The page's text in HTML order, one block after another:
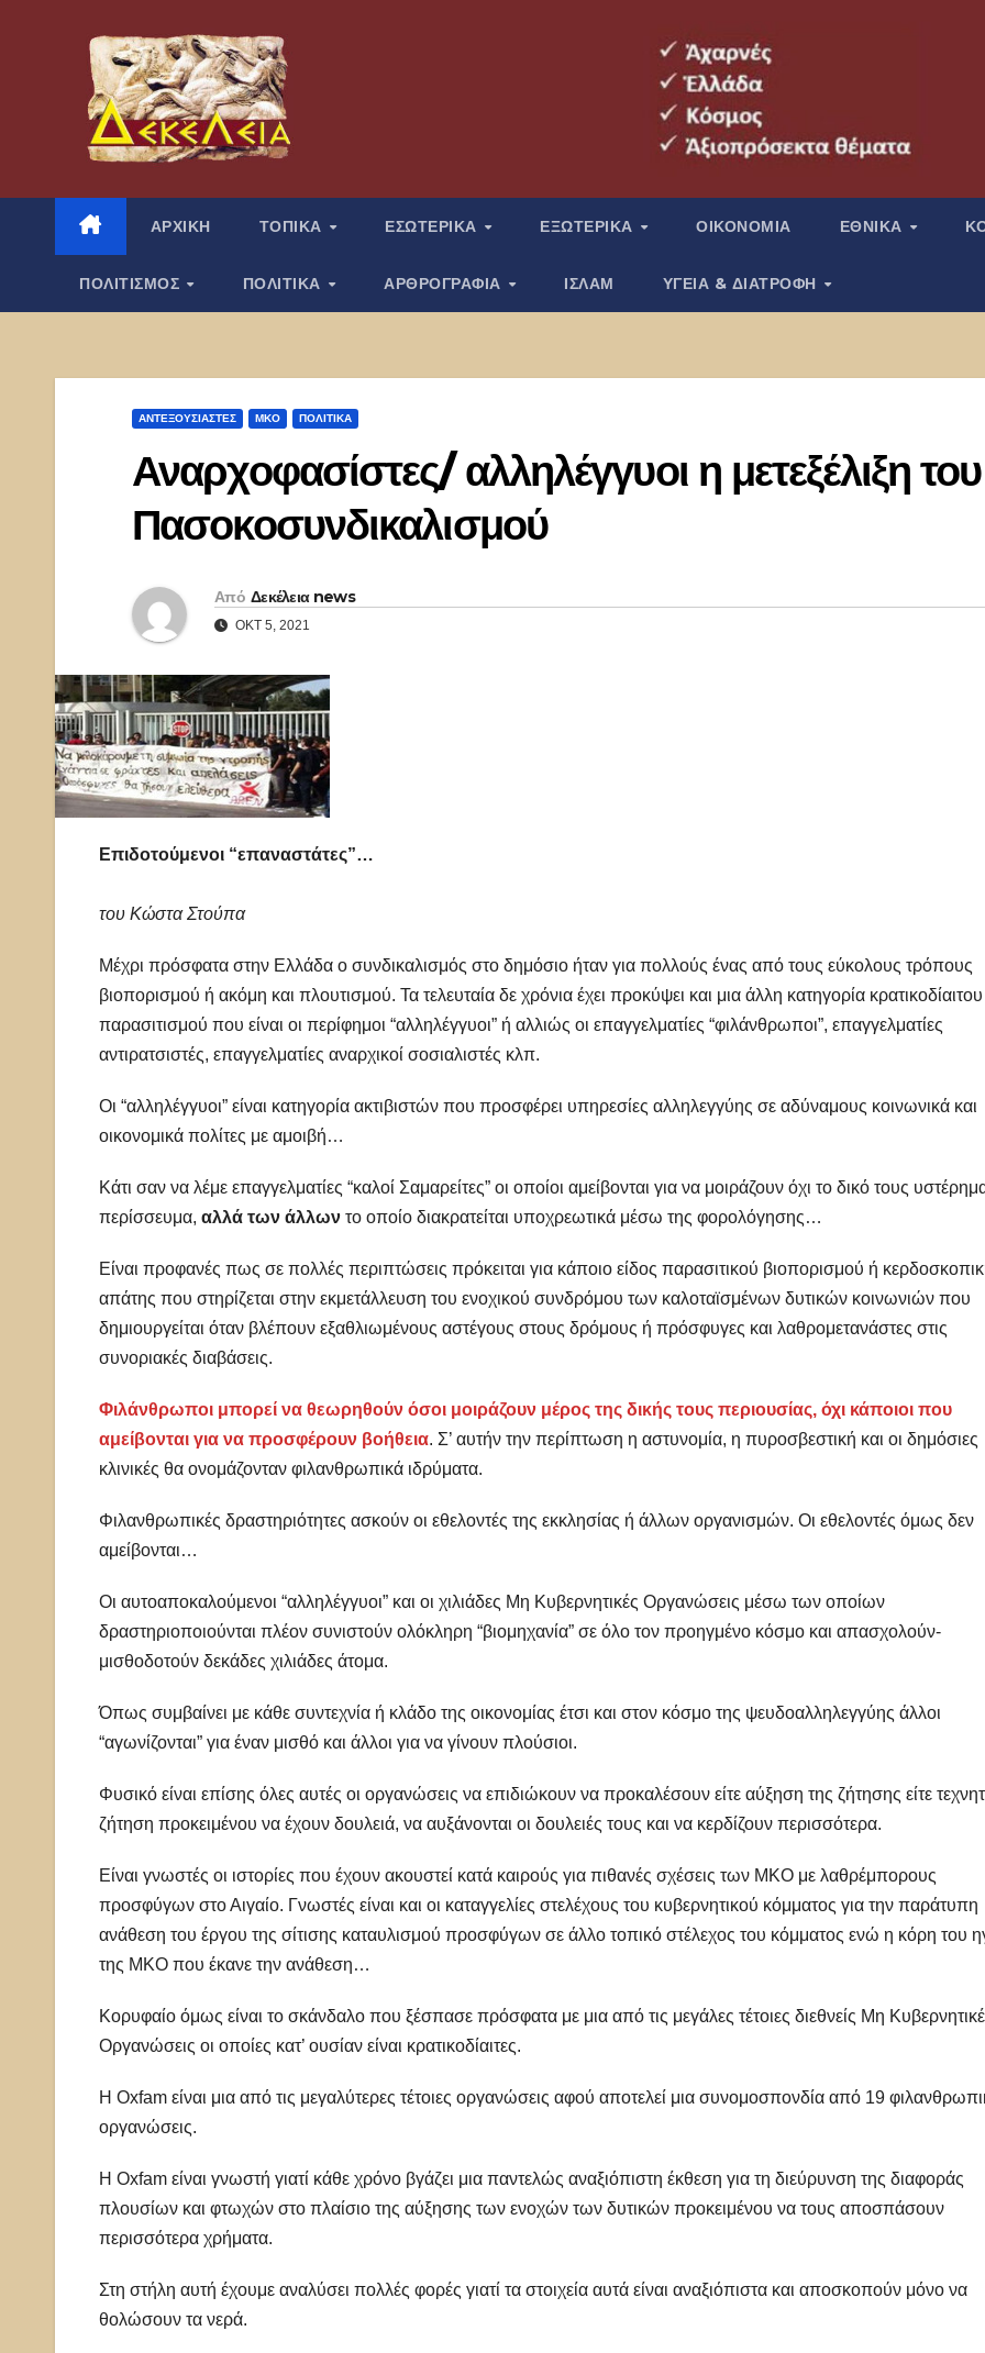
περιεχόμενο
ΑΡΧΙΚΗ ΤΟΠΙΚΑ ΕΣΩΤΕΡΙΚΑ ΕΞΩΤΕΡΙΚΑ ΟΙΚΟΝΟΜΙΑ ΕΘΝΙΚΑ
ΠΟΛΙΤΙΣΜΟΣ ΠΟΛΙΤΙΚΑ ΑΡΘΡΟΓΡΑΦΙΑ ΙΣΛΑΜ ΥΓΕΙΑ & ΔΙΑΤΡΟΦΗ
ΑΝΤΕΞΟΥΣΙΑΣΤΈΣ ΜΚΟ ΠΟΛΙΤΙΚΑ
Αναρχοφασίστες/ αλληλέγγυοι η μετεξέλιξη του
Πασοκοσυνδικαλισμού
Από Δεκέλεια news
ΟΚΤ 5, 2021
Επιδοτούμενοι “επαναστάτες”…
του Κώστα Στούπα
Μέχρι πρόσφατα στην Ελλάδα ο συνδικαλισμός στο δημόσιο ήταν για πολλούς ένας από τους εύκολους τρόπους
βιοπορισμού ή ακόμη και πλουτισμού. Τα τελευταία δε χρόνια έχει προκύψει και μια άλλη κατηγορία κρατικοδίαιτου
παρασιτισμού που είναι οι περίφημοι “αλληλέγγυοι” ή αλλιώς οι επαγγελματίες “φιλάνθρωποι”, επαγγελματίες
αντιρατσιστές, επαγγελματίες αναρχικοί σοσιαλιστές κλπ.
Οι “αλληλέγγυοι” είναι κατηγορία ακτιβιστών που προσφέρει υπηρεσίες αλληλεγγύης σε αδύναμους κοινωνικά και
οικονομικά πολίτες με αμοιβή…
Κάτι σαν να λέμε επαγγελματίες “καλοί Σαμαρείτες” οι οποίοι αμείβονται για να μοιράζουν όχι το δικό τους
περίσσευμα, αλλά των άλλων το οποίο διακρατείται υποχρεωτικά μέσω της φορολόγησης…
Είναι προφανές πως σε πολλές περιπτώσεις πρόκειται για κάποιο είδος παρασιτικού βιοπορισμού ή
απάτης που στηρίζεται στην εκμετάλλευση του ενοχικού συνδρόμου των καλοταϊσμένων δυτικών κοινωνιών που
δημιουργείται όταν βλέπουν εξαθλιωμένους αστέγους στους δρόμους ή πρόσφυγες και λαθρομετανάστες στις
συνοριακές διαβάσεις.
Φιλάνθρωποι μπορεί να θεωρηθούν όσοι μοιράζουν μέρος της δικής τους περιουσίας, όχι κάποιοι που
αμείβονται για να προσφέρουν βοήθεια. Σ’ αυτήν την περίπτωση η αστυνομία, η πυροσβεστική και οι δημόσιες
κλινικές θα ονομάζονταν φιλανθρωπικά ιδρύματα.
Φιλανθρωπικές δραστηριότητες ασκούν οι εθελοντές της εκκλησίας ή άλλων οργανισμών. Οι εθελοντές όμως δεν
αμείβονται…
Οι αυτοαποκαλούμενοι “αλληλέγγυοι” και οι χιλιάδες Μη Κυβερνητικές Οργανώσεις μέσω των οποίων
δραστηριοποιούνται πλέον συνιστούν ολόκληρη “βιομηχανία” σε όλο τον προηγμένο κόσμο και απασχολούν-
μισθοδοτούν δεκάδες χιλιάδες άτομα.
Όπως συμβαίνει με κάθε συντεχνία ή κλάδο της οικονομίας έτσι και στον κόσμο της ψευδοαλληλεγγύης άλλοι
“αγωνίζονται” για έναν μισθό και άλλοι για να γίνουν πλούσιοι.
Φυσικό είναι επίσης όλες αυτές οι οργανώσεις να επιδιώκουν να προκαλέσουν είτε αύξηση της ζήτησης είτε
ζήτηση προκειμένου να έχουν δουλειά, να αυξάνονται οι δουλειές τους και να κερδίζουν περισσότερα.
Είναι γνωστές οι ιστορίες που έχουν ακουστεί κατά καιρούς για πιθανές σχέσεις των ΜΚΟ με λαθρέμπορους
προσφύγων στο Αιγαίο. Γνωστές είναι και οι καταγγελίες στελέχους του κυβερνητικού κόμματος για την παράτυπη
ανάθεση του έργου της σίτισης καταυλισμού προσφύγων σε άλλο τοπικό στέλεχος του κόμματος ενώ η κόρη του
της ΜΚΟ που έκανε την ανάθεση…
Κορυφαίο όμως είναι το σκάνδαλο που ξέσπασε πρόσφατα με μια από τις μεγάλες τέτοιες διεθνείς Μη
Οργανώσεις οι οποίες κατ’ ουσίαν είναι κρατικοδίαιτες.
Η Oxfam είναι μια από τις μεγαλύτερες τέτοιες οργανώσεις αφού αποτελεί μια συνομοσπονδία από 19
οργανώσεις.
Η Oxfam είναι γνωστή γιατί κάθε χρόνο βγάζει μια παντελώς αναξιόπιστη έκθεση για τη διεύρυνση της διαφοράς
πλουσίων και φτωχών στο πλαίσιο της αύξησης των ενοχών των δυτικών προκειμένου να τους αποσπάσουν
περισσότερα χρήματα.
Στη στήλη αυτή έχουμε αναλύσει πολλές φορές γιατί τα στοιχεία αυτά είναι αναξιόπιστα και αποσκοπούν μόνο να
θολώσουν τα νερά.